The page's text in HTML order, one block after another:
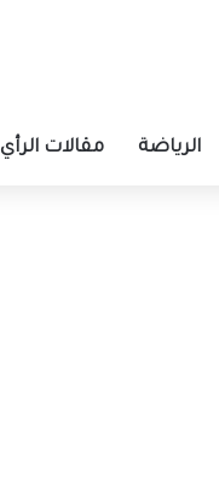
الرياضة مقالات الرأي